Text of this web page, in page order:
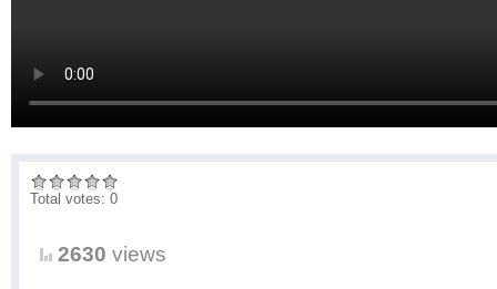
Total votes: 0
2630 views